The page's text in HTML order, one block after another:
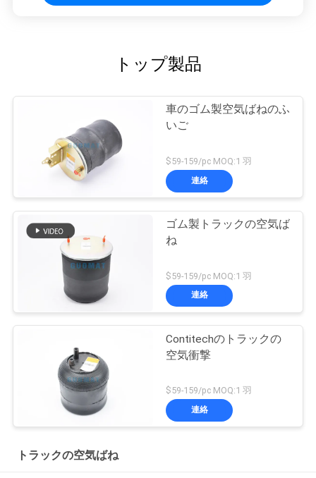
トップ製品
車のゴム製空気ばねのふ
いご
$59-159/pc MOQ:1 羽
連絡
ゴム製トラックの空気ば
ね
$59-159/pc MOQ:1 羽
連絡
Contitechのトラックの
空気衝撃
$59-159/pc MOQ:1 羽
連絡
トラックの空気ばね